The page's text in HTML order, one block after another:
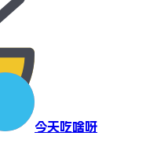
今天吃啥呀